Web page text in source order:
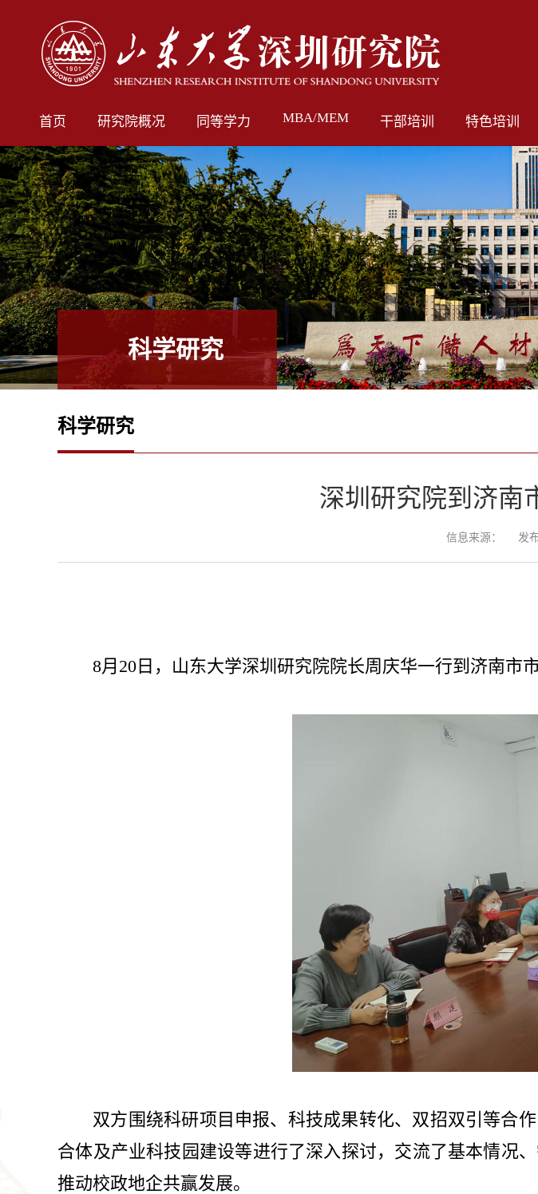
首页 研究院概况 同等学力 MBA/MEM 干部培训 特色培训
科学研究
科学研究
深圳研究院到济南
信息来源： 发
8月20日，山东大学深圳研究院院长周庆华一行到济南市
双方围绕科研项目申报、科技成果转化、双招双引等合
合体及产业科技园建设等进行了深入探讨，交流了基本情况
推动校政地企共赢发展。